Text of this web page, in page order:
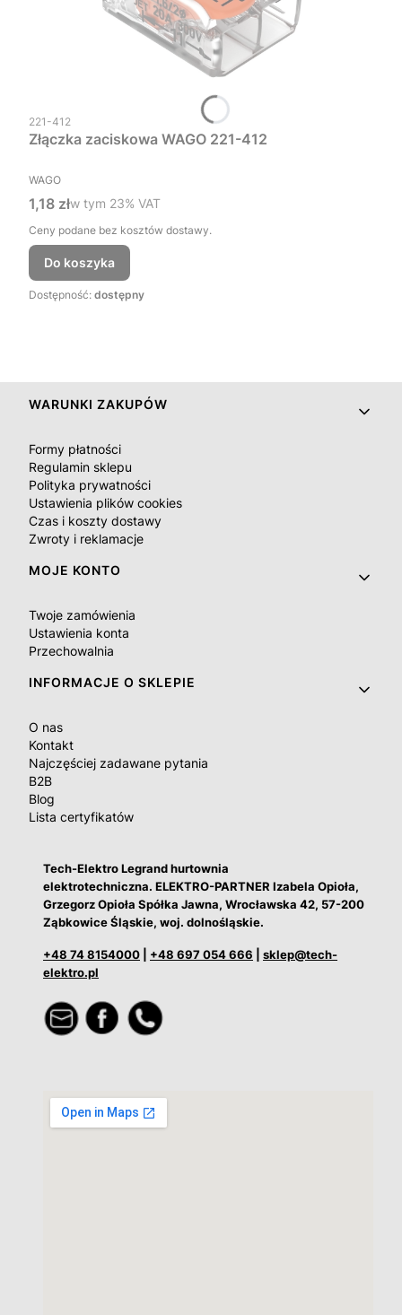
Kod produktu
221-412
Złączka zaciskowa WAGO 221-412
PRODUCENT
WAGO
Cena brutto
1,18 złw tym %s VAT
w tym 23% VAT
Ceny podane bez kosztów dostawy.
Do koszyka
Dostępność: dostępny
Linki w stopce
WARUNKI ZAKUPÓW
Formy płatności
Regulamin sklepu
Polityka prywatności
Ustawienia plików cookies
Czas i koszty dostawy
Zwroty i reklamacje
MOJE KONTO
Twoje zamówienia
Ustawienia konta
Przechowalnia
INFORMACJE O SKLEPIE
O nas
Kontakt
Najczęściej zadawane pytania
B2B
Blog
Lista certyfikatów
Tech-Elektro Legrand hurtownia
elektrotechniczna. ELEKTRO-PARTNER Izabela Opioła,
Grzegorz Opioła Spółka Jawna, Wrocławska 42, 57-200
Ząbkowice Śląskie, woj. dolnośląskie.
+48 74 8154000 +48 697 054 666
sklep@tech-
elektro.pl